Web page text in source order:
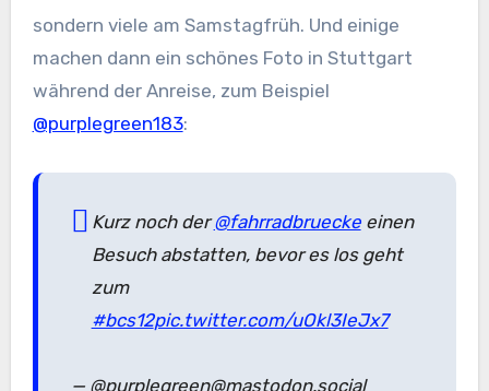
sondern viele am Samstagfrüh. Und einige
machen dann ein schönes Foto in Stuttgart
während der Anreise, zum Beispiel
@purplegreen183:
Kurz noch der@fahrradbrueckeeinen
Besuch abstatten, bevor es los geht
zum
#bcs12pic.twitter.com/uOkl3IeJx7
— @purplegreen@mastodon.social